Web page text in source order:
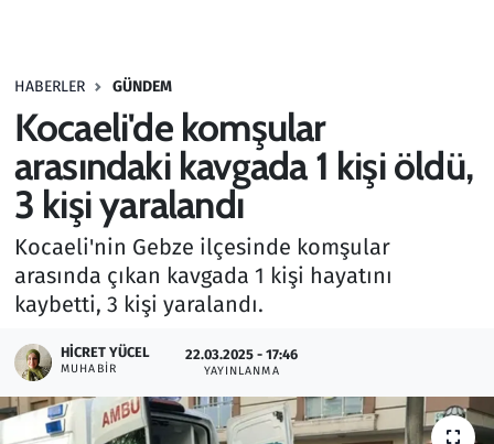
HABERLER GÜNDEM
Kocaeli'de komşular
arasındaki kavgada 1 kişi öldü,
3 kişi yaralandı
Kocaeli'nin Gebze ilçesinde komşular
arasında çıkan kavgada 1 kişi hayatını
kaybetti, 3 kişi yaralandı.
HICRET YÜCEL
MUHABIR
22.03.2025 - 17:46
YAYINLANMA
Haber
Kültür Sanat
Kurumsal Haberler
Lezzet Durağı
Memur ve Kamu
Otomobil
Oyun